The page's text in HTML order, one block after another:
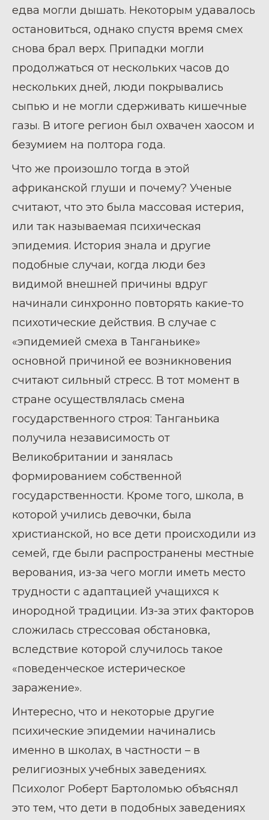
едва могли дышать. Некоторым удавалось
остановиться, однако спустя время смех
снова брал верх. Припадки могли
продолжаться от нескольких часов до
нескольких дней, люди покрывались
сыпью и не могли сдерживать кишечные
газы. В итоге регион был охвачен хаосом и
безумием на полтора года.
Что же произошло тогда в этой
африканской глуши и почему? Ученые
считают, что это была массовая истерия,
или так называемая психическая
эпидемия. История знала и другие
подобные случаи, когда люди без
видимой внешней причины вдруг
начинали синхронно повторять какие-то
психотические действия. В случае с
«эпидемией смеха в Танганьике»
основной причиной ее возникновения
считают сильный стресс. В тот момент в
стране осуществлялась смена
государственного строя: Танганьика
получила независимость от
Великобритании и занялась
формированием собственной
государственности. Кроме того, школа, в
которой учились девочки, была
христианской, но все дети происходили из
семей, где были распространены местные
верования, из-за чего могли иметь место
трудности с адаптацией учащихся к
инородной традиции. Из-за этих факторов
сложилась стрессовая обстановка,
вследствие которой случилось такое
«поведенческое истерическое
заражение».
Интересно, что и некоторые другие
психические эпидемии начинались
именно в школах, в частности – в
религиозных учебных заведениях.
Психолог Роберт Бартоломью объяснял
это тем, что дети в подобных заведениях